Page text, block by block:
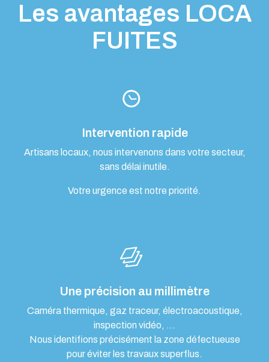
Les avantages LOCA
FUITES
Intervention rapide
Artisans locaux, nous intervenons dans votre secteur,
sans délai inutile.
Votre urgence est notre priorité.
Une précision au millimètre
Caméra thermique, gaz traceur, électroacoustique,
inspection vidéo, …
Nous identifions précisément la zone défectueuse
pour éviter les travaux superflus.